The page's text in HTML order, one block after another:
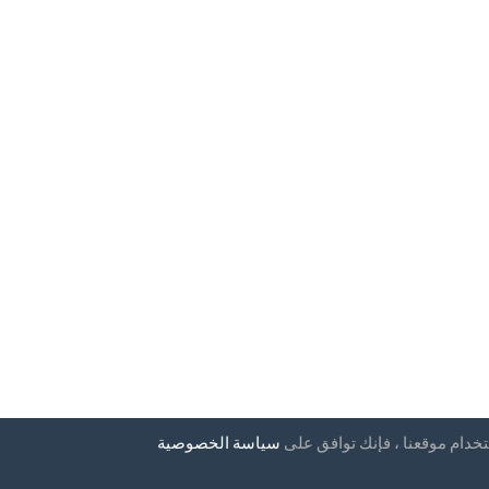
موقعنا ، فإنك توافق على سياسة الخصوصية